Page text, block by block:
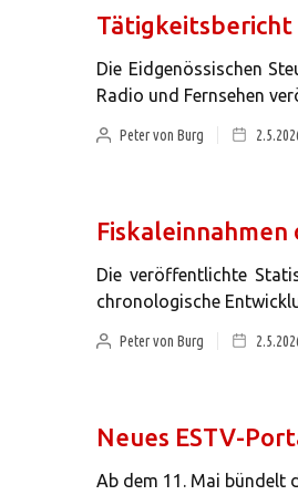
Tätigkeitsbericht
Die Eidgenössischen
Radio und Fernsehen
Peter von Burg
Fiskaleinnahmen
Die veröffentlichte
chronologische
Peter von Burg
Neues ESTV-
Ab dem 11. Mai bündelt